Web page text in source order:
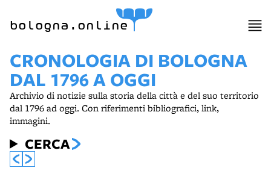
bologna.online
CRONOLOGIA DI BOLOGNA
DAL 1796 A OGGI
Archivio di notizie sulla storia della città e del suo territorio
dal 1796 ad oggi. Con riferimenti bibliografici, link,
immagini.
CERCA